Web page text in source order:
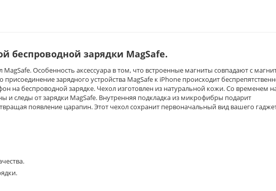
беспроводной зарядки MagSafe.
Особенность аксессуара в том, что встроенные магниты совпадают с
присоединение зарядного устройства MagSafe к iPhone происходит
на беспроводной зарядке. Чехол изготовлен из натуральной кожи. Со временем
и следы от зарядки MagSafe. Внутренняя подкладка из микрофибры подарит
появление царапин. Этот чехол сохранит первоначальный вид вашего